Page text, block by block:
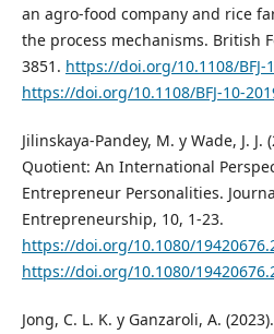
an agro-food company and rice
the process mechanisms. British
3851. https://doi.org/10.1108/BFJ-
https://doi.org/10.1108/BFJ-10-
Jilinskaya-Pandey, M. y Wade, J.
Quotient: An International
Entrepreneur Personalities.
Entrepreneurship, 10, 1-23.
https://doi.org/10.1080/
https://doi.org/10.1080/
Jong, C. L. K. y Ganzaroli, A.